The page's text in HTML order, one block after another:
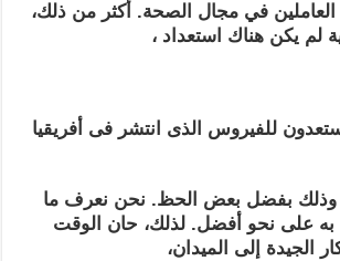
في مجال الصحة. أكثر من ذلك،
لم يكن هناك استعداد ،
للفيروس الذى انتشر فى أفريقيا
وذلك بفضل بعض الحظ. نحن نعرف ما
به على نحو أفضل. لذلك، حان الوقت
الجيدة إلى الميدان،